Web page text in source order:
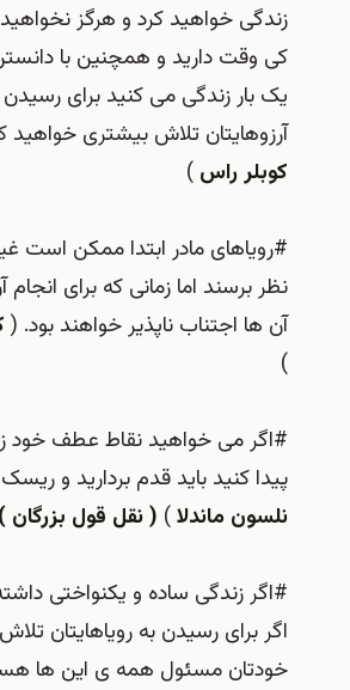
زندگی خواهید کرد و هرگز
کی وقت دارید و همچنین با
یک بار زندگی می کنید برای رسیدن
آرزوهایتان تلاش بیشتری خواهید
کوبلر راس )
#رویاهای مادر ابتدا ممکن است
نظر برسند اما زمانی که برای انجام
آن ها اجتناب ناپذیر خواهند بود. (
)
#اگر می خواهید نقاط عطف خود
پیدا کنید باید قدم بردارید و
نلسون ماندلا) ( نقل قول بزرگان )
#اگر زندگی ساده و یکنواختی
اگر برای رسیدن به رویاهایتان
خودتان مسئول همه ی این ها